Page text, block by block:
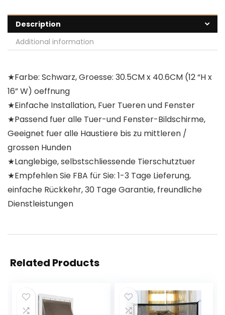
Description
Additional information
★Farbe: Schwarz, Groesse: 30.5CM x 40.6CM (12 “H x
16” W) oeffnung
★Einfache Installation, Fuer Tueren und Fenster
★Passend fuer alle Tuer-und Fenster-Bildschirme,
Geeignet fuer alle Haustiere bis zu mittleren /
grossen Hunden
★Langlebige, selbstschliessende Tierschutztuer
★Empfehlen Sie FBA für Sie: 1-3 Tage Lieferung,
einfache Rückkehr, 30 Tage Garantie, freundliche
Dienstleistungen
Related Products